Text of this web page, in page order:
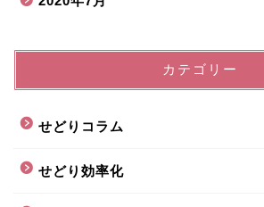
カテゴリー
せどりコラム
せどり効率化